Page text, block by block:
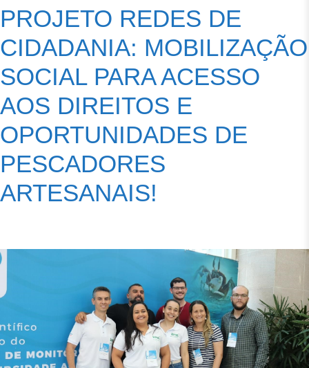
PROJETO REDES DE
CIDADANIA: MOBILIZAÇÃO
SOCIAL PARA ACESSO
AOS DIREITOS E
OPORTUNIDADES DE
PESCADORES
ARTESANAIS!